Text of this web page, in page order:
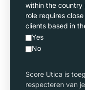
within the country
role requires
clients based in
Yes
No
Score Utica is
respecteren van